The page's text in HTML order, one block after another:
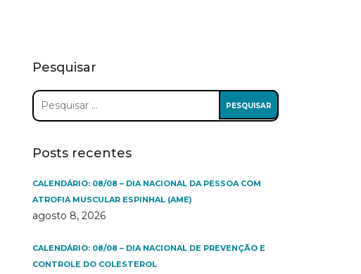
Pesquisar
Pesquisar
por:
Posts recentes
CALENDÁRIO: 08/08 – DIA NACIONAL DA PESSOA COM
ATROFIA MUSCULAR ESPINHAL (AME)
agosto 8, 2026
CALENDÁRIO: 08/08 – DIA NACIONAL DE PREVENÇÃO E
CONTROLE DO COLESTEROL